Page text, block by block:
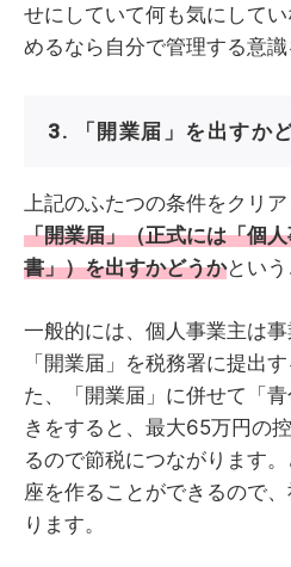
せにしていて何も気にして
めるなら自分で管理する意識
3. 「開業届」を出すか
上記のふたつの条件をクリ
「開業届」（正式には「個
書」）を出すかどうかという
一般的には、個人事業主は
「開業届」を税務署に提出
た、「開業届」に併せて「
きをすると、最大65万円の
るので節税につながります
座を作ることができるので
ります。